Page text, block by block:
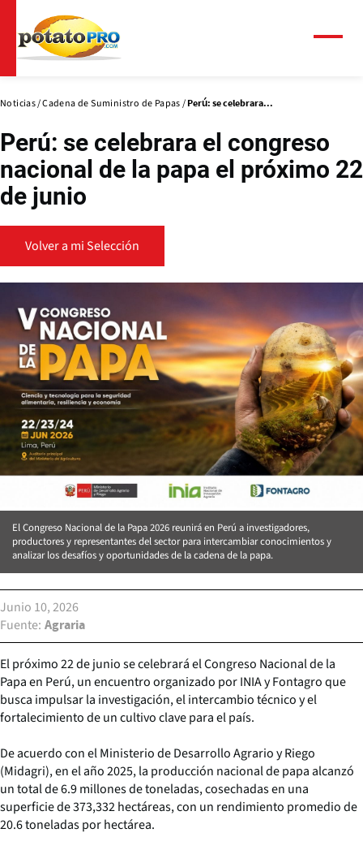
contenido
principal
Noticias Cadena de Suministro de Papas Perú: se celebrara...
Perú: se celebrara el congreso
nacional de la papa el próximo 22
de junio
Volver a mi Selección
El Congreso Nacional de la Papa 2026 reunirá en Perú a investigadores,
productores y representantes del sector para intercambiar conocimientos y
analizar los desafíos y oportunidades de la cadena de la papa.
Junio 10, 2026
Fuente Agraria
El próximo 22 de junio se celebrará el Congreso Nacional de la
Papa en Perú, un encuentro organizado por INIA y Fontagro que
busca impulsar la investigación, el intercambio técnico y el
fortalecimiento de un cultivo clave para el país.
De acuerdo con el Ministerio de Desarrollo Agrario y Riego
(Midagri), en el año 2025, la producción nacional de papa alcanzó
un total de 6.9 millones de toneladas, cosechadas en una
superficie de 373,332 hectáreas, con un rendimiento promedio de
20.6 toneladas por hectárea.